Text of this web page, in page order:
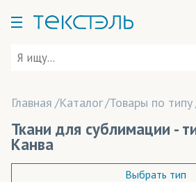
Главная Каталог Товары по типу
Ткани для сублимации -
Канва
Выбрать тип